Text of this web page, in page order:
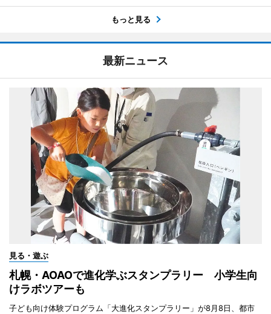
もっと見る
最新ニュース
見る・遊ぶ
札幌・AOAOで進化学ぶスタンプラリー 小学生向
けラボツアーも
子ども向け体験プログラム「大進化スタンプラリー」が8月8日、都市